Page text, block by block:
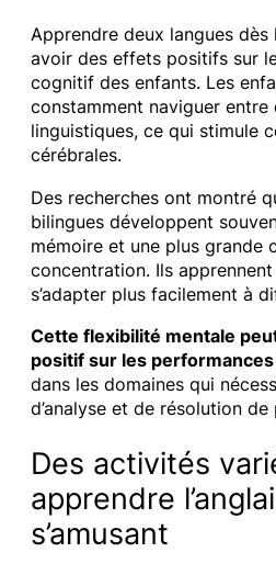
Apprendre deux langues dès
avoir des effets positifs sur
cognitif des enfants. Les
constamment naviguer entre
linguistiques, ce qui stimule
cérébrales.
Des recherches ont montré
bilingues développent
mémoire et une plus grande
concentration. Ils
s’adapter plus facilement à
Cette flexibilité mentale
positif sur les
dans les domaines qui
d’analyse et de résolution de
Des activités
apprendre
s’amusant